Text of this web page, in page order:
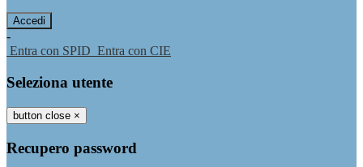
-
Entra con SPID Entra con CIE
Seleziona utente
button close ×
Recupero password